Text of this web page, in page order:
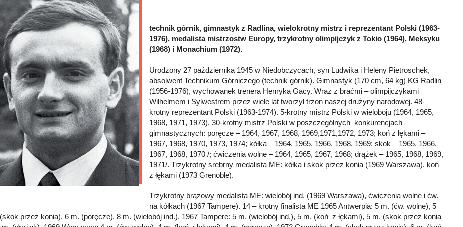
technik górnik, gimnastyk z Radlina, wielokrotny mistrz i reprezentant Polski (1963-
1976), medalista mistrzostw Europy, trzykrotny olimpijczyk z Tokio (1964), Meksyku
(1968) i Monachium (1972).
Urodzony 27 października 1945 w Niedobczycach, syn Ludwika i Heleny Pietroschek,
absolwent Technikum Górniczego (technik górnik). Gimnastyk (170 cm, 64 kg) KG Radlin
(1956-1976), wychowanek trenera Henryka Gacy. Wraz z braćmi – olimpijczykami
Wilhelmem i Sylwestrem przez wiele lat tworzył trzon naszej drużyny narodowej. 48-
krotny reprezentant Polski (1963-1974). 5-krotny mistrz Polski w wieloboju (1964, 1965,
1968, 1971, 1973). 30-krotny mistrz Polski w poszczególnych konkurencjach
gimnastycznych: poręcze – 1964, 1967, 1968, 1969,1971,1972, 1973; koń z łękami –
1967, 1968, 1970, 1973, 1974; kółka – 1964, 1965, 1966, 1968, 1969; skok – 1965, 1966,
1967, 1968, 1970 /; ćwiczenia wolne – 1964, 1965, 1967, 1968; drążek – 1965, 1968, 1969,
1971/. Trzykrotny srebrny medalista ME: kółka i skok przez konia (1969 Warszawa), koń
z łękami (1973 Grenoble).
Trzykrotny brązowy medalista ME: wielobój ind. (1969 Warszawa), ćwiczenia wolne i ćw.
na kółkach (1967 Tampere). 14 – krotny finalista ME 1965 Antwerpia: 5 m. (ćw. wolne), 5
przez konia), 6 m. (poręcze), 8 m. (wielobój ind.), 1967 Tampere: 5 m. (wielobój ind.), 5 m. (koń z łękami), 5 m. (skok przez konia